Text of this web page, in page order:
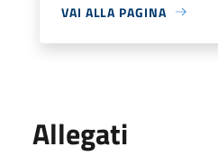
VAI ALLA PAGINA
Allegati